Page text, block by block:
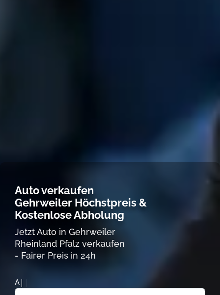
Auto verkaufen
Gehrweiler Höchstpreis &
Kostenlose Abholung
Jetzt Auto in Gehrweiler
Rheinland Pfalz verkaufen
- Fairer Preis in 24h
Autoankauf|